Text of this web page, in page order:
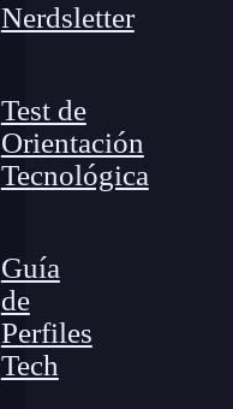
Nerdsletter
Test de
Orientación
Tecnológica
Guía
de
Perfiles
Tech